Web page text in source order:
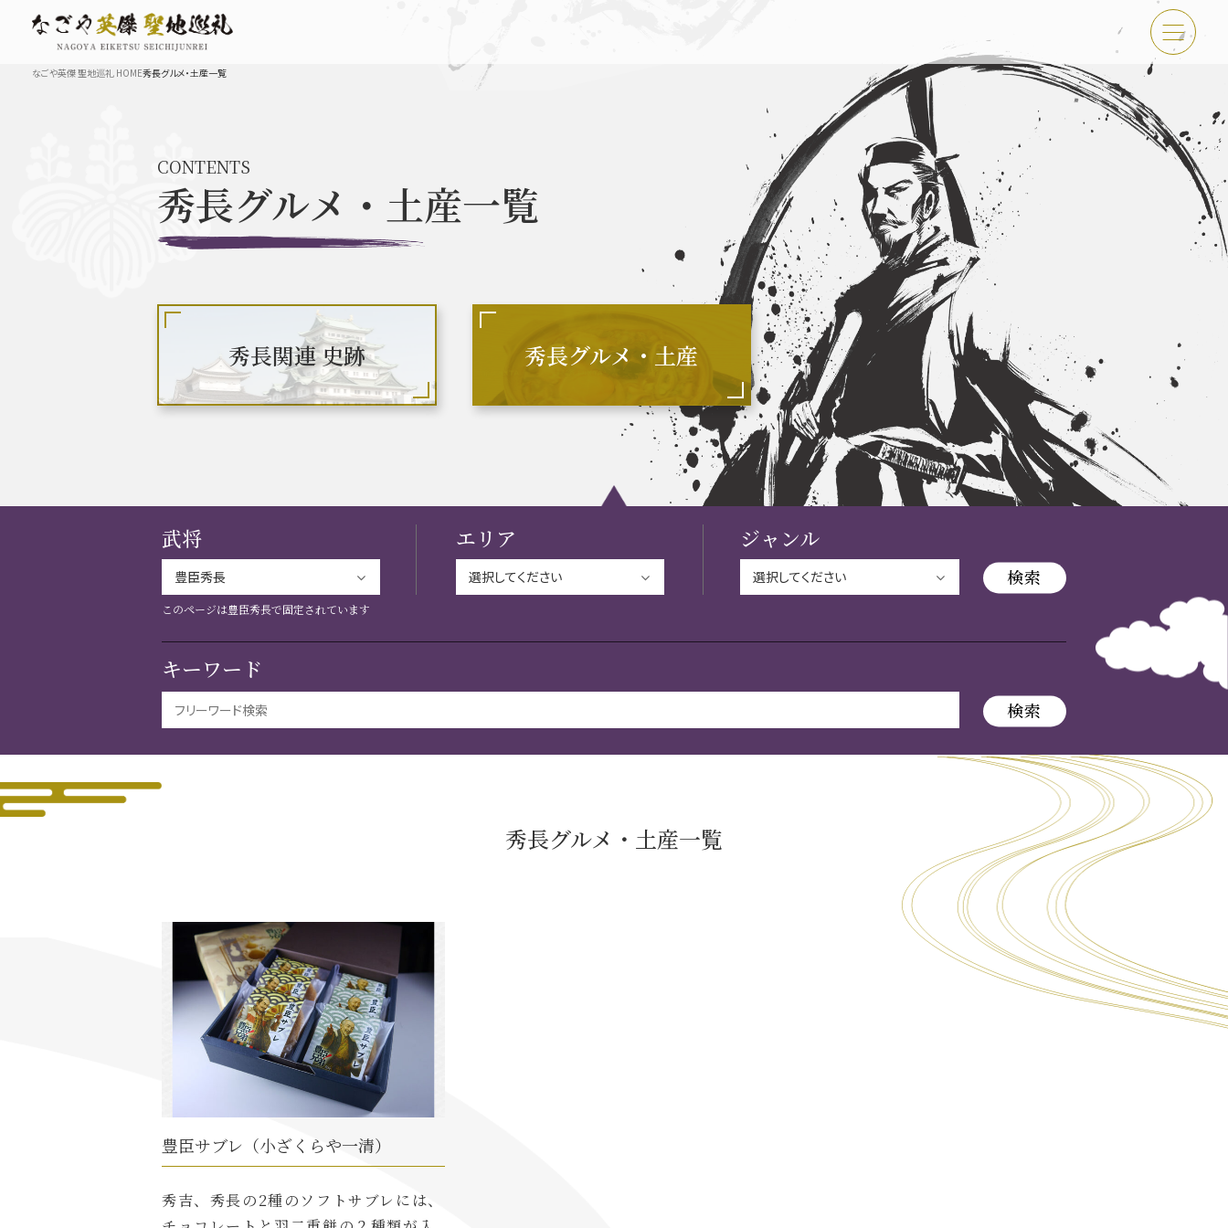
お知らせ
なごや英傑 史跡 一覧
なごや英傑 グルメ・土産 一覧 なごや英傑 体験・イベント
豊臣秀長と名古屋の関係 秀長関連 史跡 一覧 秀長グルメ・土産一覧 名古屋＜秀長＞観光モデルコース
豊臣秀吉と名古屋の関係 秀吉関連 史跡 一覧 秀吉グルメ・土産 一覧 秀吉功路
信長グルメ・土産一覧 信長攻路
徳川家康と名古屋の関係 家康関連 史跡 一覧 家康グルメ・土産 一覧 名古屋＜家康＞観光モデルコース
前田利家と名古屋の関係
なごや英傑 聖地巡礼 HOME秀長グルメ・土産一覧
CONTENTS
秀長グルメ・ 土産一覧
秀長関連 史跡 秀長グルメ・土産
武将 エリア ジャンル
このページは豊臣秀長で固定されています
キーワード
秀長グルメ・土産一覧
豊臣サブレ（小ざくらや一清）
秀吉、秀長の2種のソフトサブレには、